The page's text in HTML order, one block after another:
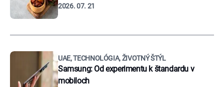
2026. 07. 21
UAE, TECHNOLÓGIA, ŽIVOTNÝ ŠTÝL
Samsung: Od experimentu k štandardu v
mobiloch